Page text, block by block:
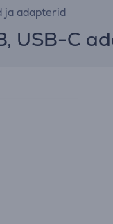
ja adapterid
USB-C